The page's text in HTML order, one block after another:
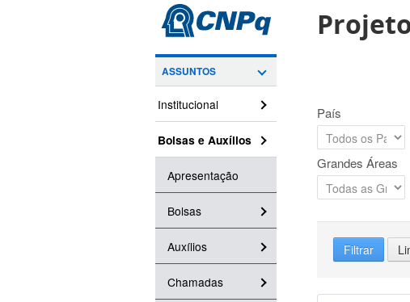
ASSUNTOS
Institucional
Bolsas e Auxílios
Apresentação
Bolsas
Auxílios
Chamadas
País
Grandes Áreas
Filtrar